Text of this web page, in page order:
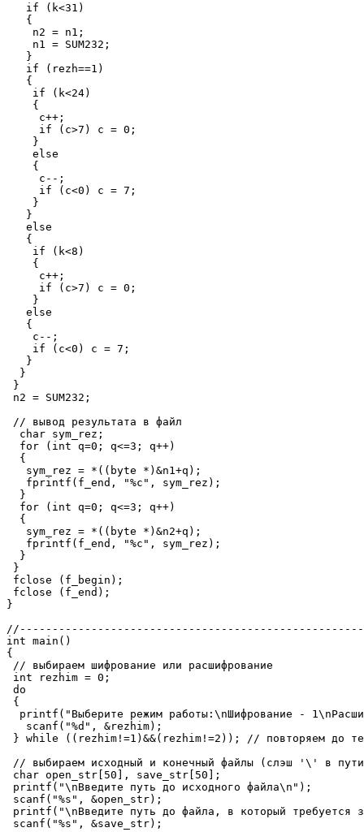
   if (k<31)
   {
    n2 = n1;
    n1 = SUM232;
   }
   if (rezh==1)
   {
    if (k<24)
    {
     c++;
     if (c>7) c = 0;
    }
    else
    {
     c--;
     if (c<0) c = 7;
    }
   }
   else
   {
    if (k<8)
    {
     c++;
     if (c>7) c = 0;
    }
   else
   {
    c--;
    if (c<0) c = 7;
   }
  }
}
n2 = SUM232;
// вывод результата в файл
  char sym_rez;
  for (int q=0; q<=3; q++)
  {
   sym_rez = *((byte *)&n1+q);
   fprintf(f_end, "%c", sym_rez);
  }
  for (int q=0; q<=3; q++)
  {
   sym_rez = *((byte *)&n2+q);
   fprintf(f_end, "%c", sym_rez);
  }
}
fclose (f_begin);
fclose (f_end);
}
int main()
{
// выбираем шифрование или расшифрование
int rezhim = 0;
do
{
printf("Выберите режим работы:\nШифрование -
   scanf("%d", &rezhim);
} while ((rezhim!=1)&&(rezhim!=2)); // повторяем до
// выбираем исходный и конечный файлы (слэш '\' в
char open_str[50], save_str[50];
printf("\nВведите путь до исходного файла\n");
scanf("%s", &open_str);
printf("\nВведите путь до файла, в который требуется
scanf("%s", &save_str);